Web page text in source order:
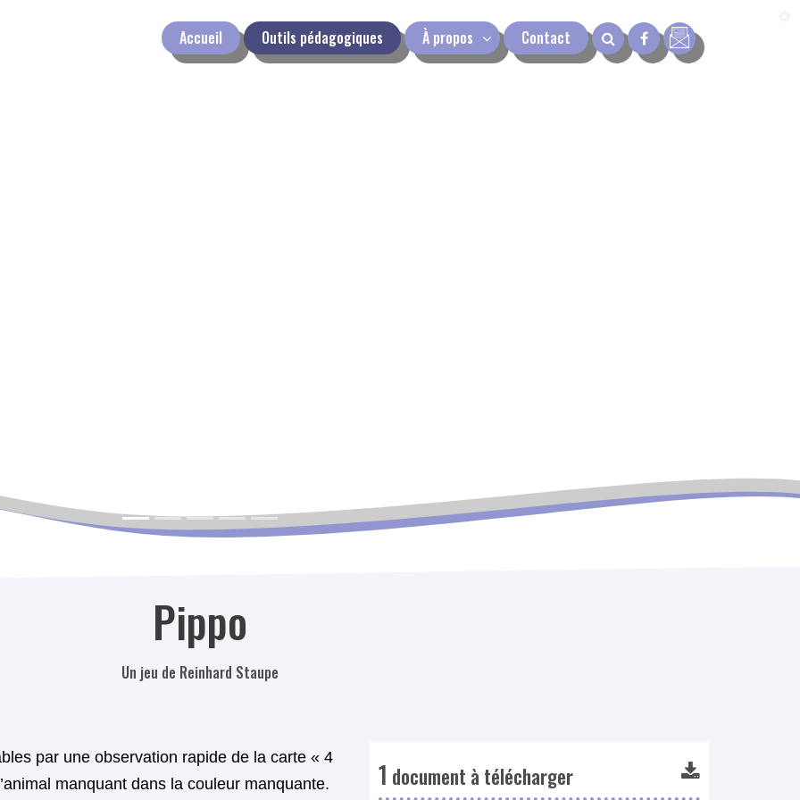
Accueil Outils pédagogiques À propos Contact
Pippo
Un jeu de Reinhard Staupe
par une observation rapide de la carte « 4
manquant dans la couleur manquante.
1 document à télécharger